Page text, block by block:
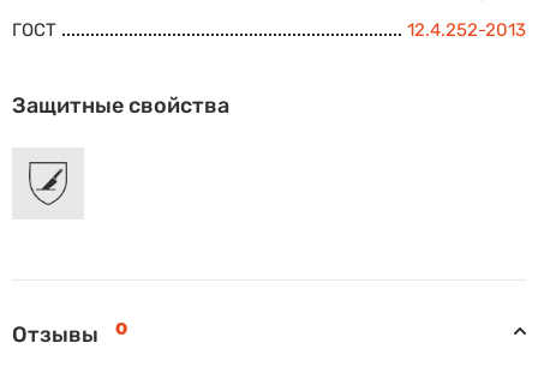
ГОСТ
12.4.252-2013
Защитные свойства
Отзывы 0